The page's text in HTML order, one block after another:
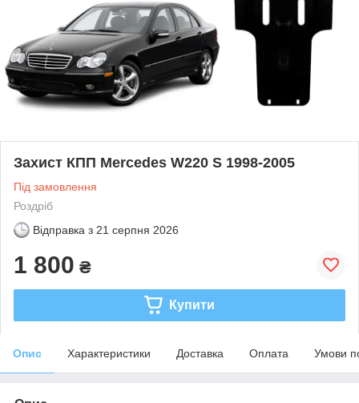
Захист КПП Mercedes W220 S 1998-2005
Під замовлення
Роздріб
Відправка з 21 серпня 2026
1 800 ₴
Купити
Опис Характеристики Доставка Оплата Умови